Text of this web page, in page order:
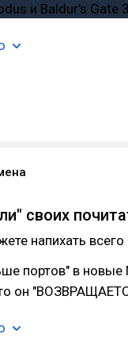
своих
напихать
портов" в новые
он